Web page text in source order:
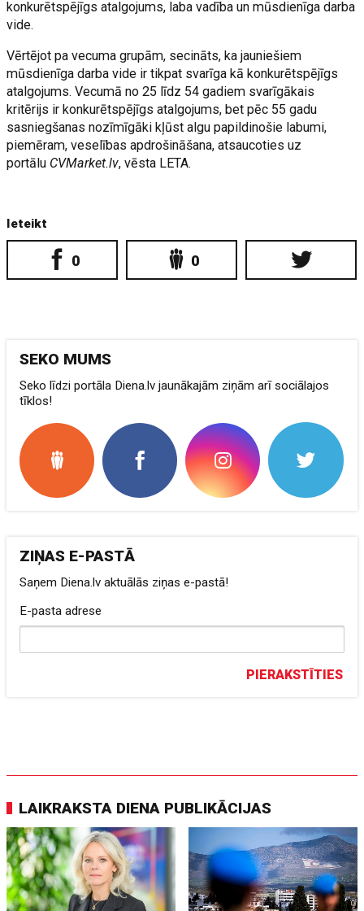
konkurētspējīgs atalgojums, laba vadība un mūsdienīga darba
vide.
Vērtējot pa vecuma grupām, secināts, ka jauniešiem
mūsdienīga darba vide ir tikpat svarīga kā konkurētspējīgs
atalgojums. Vecumā no 25 līdz 54 gadiem svarīgākais
kritērijs ir konkurētspējīgs atalgojums, bet pēc 55 gadu
sasniegšanas nozīmīgāki kļūst algu papildinošie labumi,
piemēram, veselības apdrošināšana, atsaucoties uz
portālu CVMarket.lv, vēsta LETA.
Ieteikt
0 0
SEKO MUMS
Seko līdzi portāla Diena.lv jaunākajām ziņām arī sociālajos
tīklos!
ZIŅAS E-PASTĀ
Saņem Diena.lv aktuālās ziņas e-pastā!
E-pasta adrese
PIERAKSTĪTIES
LAIKRAKSTA DIENA PUBLIKĀCIJAS